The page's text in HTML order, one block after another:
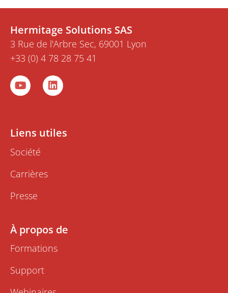
Hermitage Solutions SAS
3 Rue de l'Arbre Sec, 69001 Lyon
+33 (0) 4 78 28 75 41
Y
o
u
b
e
L
i
n
d
i
Liens utiles
Société
Carrières
Presse
À propos de
Formations
Support